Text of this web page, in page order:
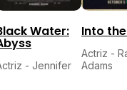
Water:
- Jennifer
Into
Actriz -
Adams